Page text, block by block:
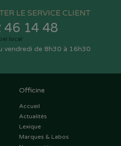
LE SERVICE CLIENT
46 14 48
local
vendredi de 8h30 à 16h30
Officine
Accueil
Actualités
Lexique
Marques & Labos